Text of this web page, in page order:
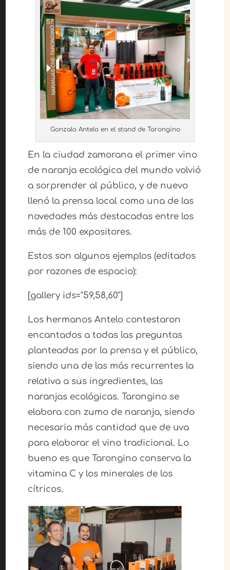
Gonzalo Antelo en el stand de Tarongino
En la ciudad zamorana el primer vino
de naranja ecológica del mundo volvió
a sorprender al público, y de nuevo
llenó la prensa local como una de las
novedades más destacadas entre los
más de 100 expositores.
Estos son algunos ejemplos (editados
por razones de espacio):
[gallery ids="59,58,60"]
Los hermanos Antelo contestaron
encantados a todas las preguntas
planteadas por la prensa y el público,
siendo una de las más recurrentes la
relativa a sus ingredientes, las
naranjas ecológicas. Tarongino se
elabora con zumo de naranja, siendo
necesaria más cantidad que de uva
para elaborar el vino tradicional. Lo
bueno es que Tarongino conserva la
vitamina C y los minerales de los
cítricos.